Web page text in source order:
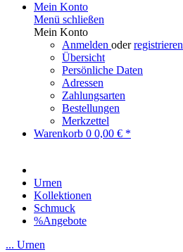
Mein Konto
Menü schließen
Mein Konto
Anmelden oderregistrieren
Übersicht
Persönliche Daten
Adressen
Zahlungsarten
Bestellungen
Merkzettel
Warenkorb 0 0,00 € *
Urnen
Kollektionen
Schmuck
%Angebote
... Urnen